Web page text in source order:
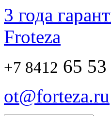
3 года
Froteza
+7 8412 65 53
ot@forteza.ru